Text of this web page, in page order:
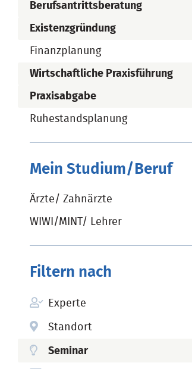
Berufsantrittsberatung
Existenzgründung
Finanzplanung
Wirtschaftliche Praxisführung
Praxisabgabe
Ruhestandsplanung
Mein Studium/Beruf
Ärzte/ Zahnärzte
WIWI/MINT/ Lehrer
Filtern nach
Experte
Standort
Seminar